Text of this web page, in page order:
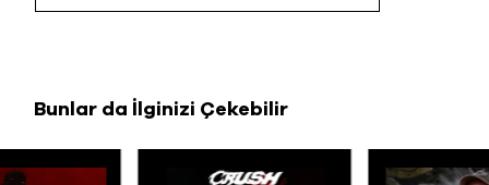
Bunlar da İlginizi Çekebilir